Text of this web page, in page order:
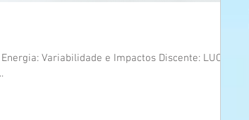
Variabilidade e Impactos Discente: LUCAS